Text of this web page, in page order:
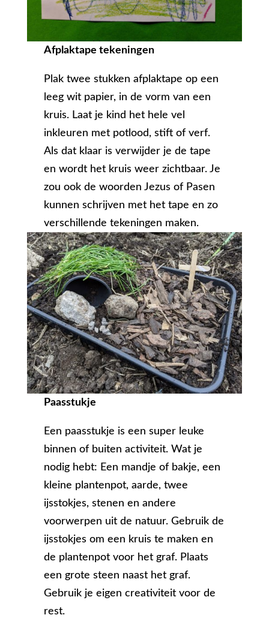
Afplaktape tekeningen
Plak twee stukken afplaktape op een
leeg wit papier, in de vorm van een
kruis. Laat je kind het hele vel
inkleuren met potlood, stift of verf.
Als dat klaar is verwijder je de tape
en wordt het kruis weer zichtbaar. Je
zou ook de woorden Jezus of Pasen
kunnen schrijven met het tape en zo
verschillende tekeningen maken.
Paasstukje
Een paasstukje is een super leuke
binnen of buiten activiteit. Wat je
nodig hebt: Een mandje of bakje, een
kleine plantenpot, aarde, twee
ijsstokjes, stenen en andere
voorwerpen uit de natuur. Gebruik de
ijsstokjes om een kruis te maken en
de plantenpot voor het graf. Plaats
een grote steen naast het graf.
Gebruik je eigen creativiteit voor de
rest.